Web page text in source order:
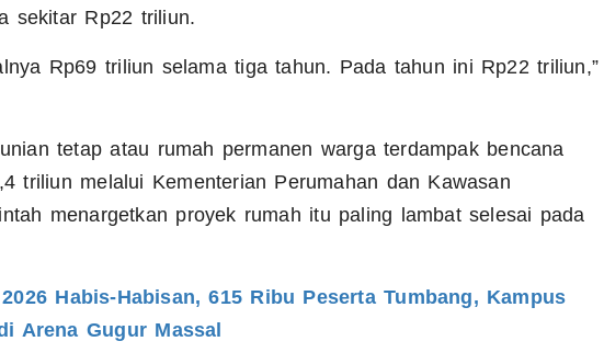
sekitar Rp22 triliun.
Rp69 triliun selama tiga tahun. Pada tahun ini Rp22 triliun,”
tetap atau rumah permanen warga terdampak bencana
triliun melalui Kementerian Perumahan dan Kawasan
menargetkan proyek rumah itu paling lambat selesai pada
Habis-Habisan, 615 Ribu Peserta Tumbang, Kampus
Arena Gugur Massal